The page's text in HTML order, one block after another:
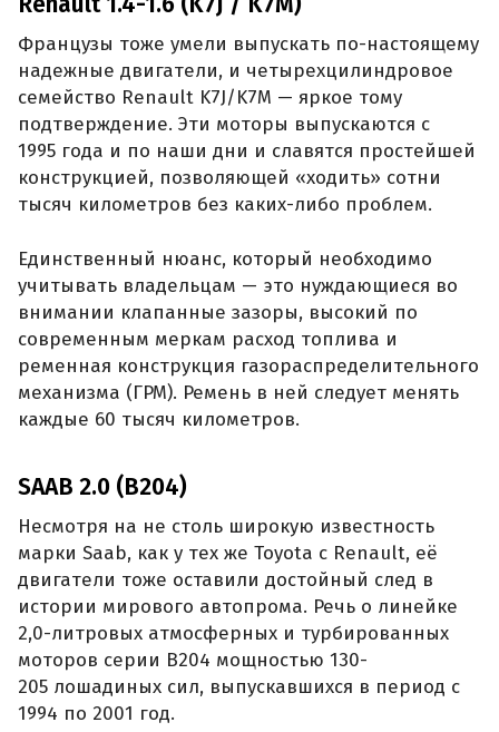
Французы тоже умели выпускать по-настоящему
надежные двигатели, и четырехцилиндровое
семейство Renault K7J/K7M — яркое тому
подтверждение. Эти моторы выпускаются с
1995 года и по наши дни и славятся простейшей
конструкцией, позволяющей «ходить» сотни
тысяч километров без каких-либо проблем.
Единственный нюанс, который необходимо
учитывать владельцам — это нуждающиеся во
внимании клапанные зазоры, высокий по
современным меркам расход топлива и
ременная конструкция газораспределительного
механизма (ГРМ). Ремень в ней следует менять
каждые 60 тысяч километров.
SAAB 2.0 (B204)
Несмотря на не столь широкую известность
марки Saab, как у тех же Toyota с Renault, её
двигатели тоже оставили достойный след в
истории мирового автопрома. Речь о линейке
2,0-литровых атмосферных и турбированных
моторов серии B204 мощностью 130-
205 лошадиных сил, выпускавшихся в период с
1994 по 2001 год.